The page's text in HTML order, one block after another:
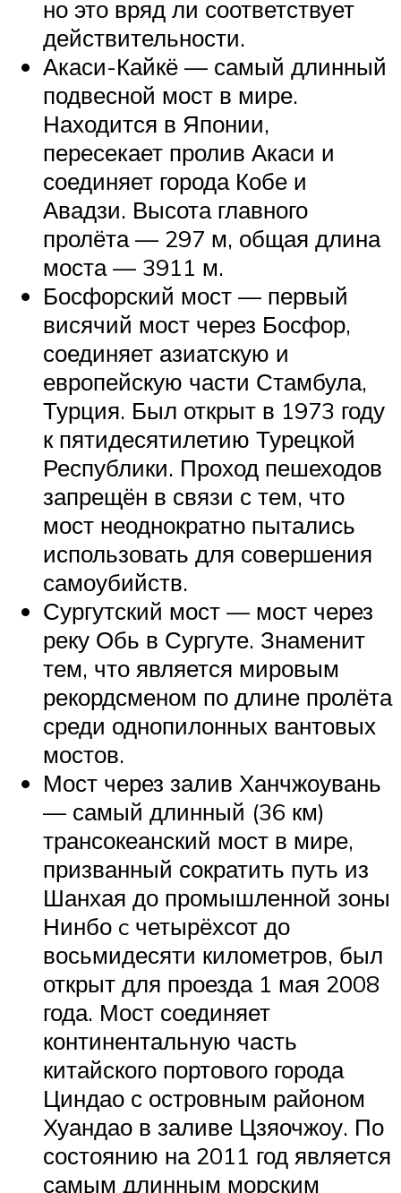
но это вряд ли соответствует
действительности.
Акаси-Кайкё — самый длинный
подвесной мост в мире.
Находится в Японии,
пересекает пролив Акаси и
соединяет города Кобе и
Авадзи. Высота главного
пролёта — 297 м, общая длина
моста — 3911 м.
Босфорский мост — первый
висячий мост через Босфор,
соединяет азиатскую и
европейскую части Стамбула,
Турция. Был открыт в 1973 году
к пятидесятилетию Турецкой
Республики. Проход пешеходов
запрещён в связи с тем, что
мост неоднократно пытались
использовать для совершения
самоубийств.
Сургутский мост — мост через
реку Обь в Сургуте. Знаменит
тем, что является мировым
рекордсменом по длине пролёта
среди однопилонных вантовых
мостов.
Мост через залив Ханчжоувань
— самый длинный (36 км)
трансокеанский мост в мире,
призванный сократить путь из
Шанхая до промышленной зоны
Нинбо c четырёхсот до
восьмидесяти километров, был
открыт для проезда 1 мая 2008
года. Мост соединяет
континентальную часть
китайского портового города
Циндао с островным районом
Хуандао в заливе Цзяочжоу. По
состоянию на 2011 год является
самым длинным морским